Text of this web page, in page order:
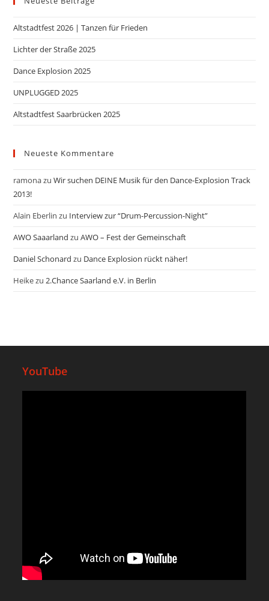
Altstadtfest 2026 | Tanzen für Frieden
Lichter der Straße 2025
Dance Explosion 2025
UNPLUGGED 2025
Altstadtfest Saarbrücken 2025
Neueste Kommentare
ramonazuWir suchen DEINE Musik für den Dance-Explosion Track
2013!
Alain Eberlin zu Interview zur “Drum-Percussion-Night”
AWO Saaarland zuAWO – Fest der Gemeinschaft
Daniel Schonard zu Dance Explosion rückt näher!
Heikezu2.Chance Saarland e.V. in Berlin
YouTube